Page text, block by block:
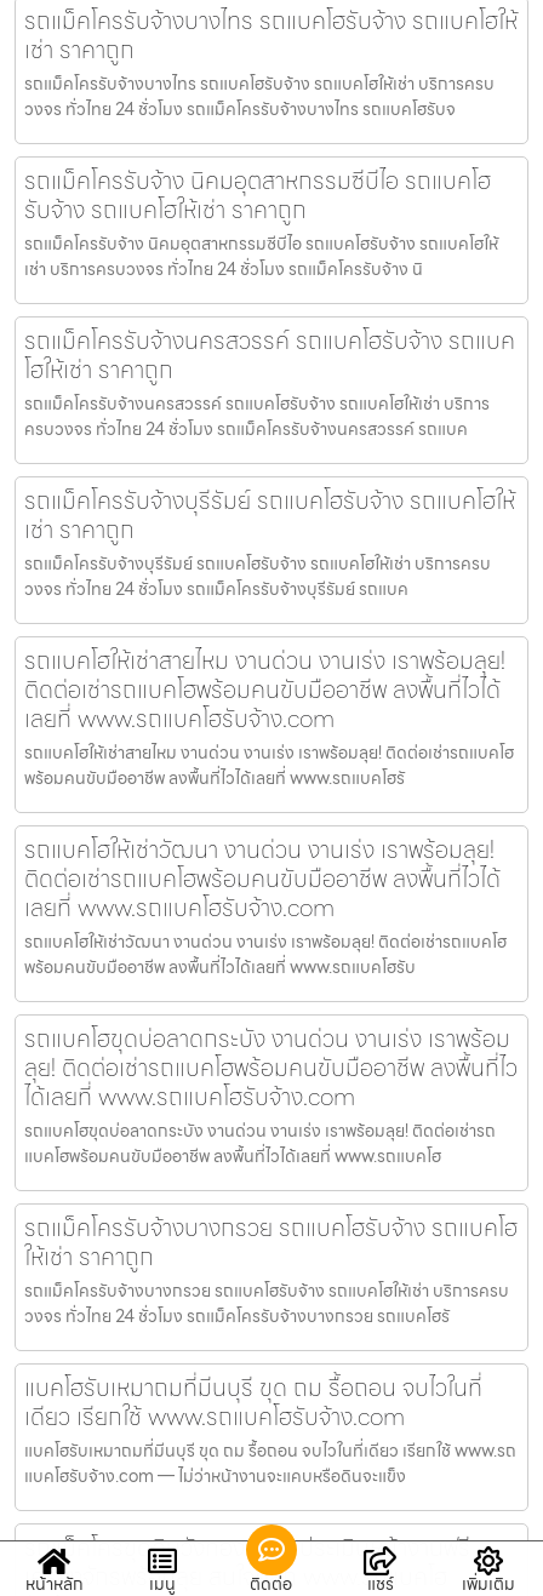
รถแม็คโครรับจ้างบางไทร รถแบคโฮรับจ้าง รถแบคโฮให้
เช่า ราคาถูก
รถแม็คโครรับจ้างบางไทร รถแบคโฮรับจ้าง รถแบคโฮให้เช่า บริการครบ
วงจร ทั่วไทย 24 ชั่วโมง รถแม็คโครรับจ้างบางไทร รถแบคโฮรับจ
รถแม็คโครรับจ้าง นิคมอุตสาหกรรมซีบีไอ รถแบคโฮ
รับจ้าง รถแบคโฮให้เช่า ราคาถูก
รถแม็คโครรับจ้าง นิคมอุตสาหกรรมซีบีไอ รถแบคโฮรับจ้าง รถแบคโฮให้
เช่า บริการครบวงจร ทั่วไทย 24 ชั่วโมง รถแม็คโครรับจ้าง นิ
รถแม็คโครรับจ้างนครสวรรค์ รถแบคโฮรับจ้าง รถแบค
โฮให้เช่า ราคาถูก
รถแม็คโครรับจ้างนครสวรรค์ รถแบคโฮรับจ้าง รถแบคโฮให้เช่า บริการ
ครบวงจร ทั่วไทย 24 ชั่วโมง รถแม็คโครรับจ้างนครสวรรค์ รถแบค
รถแม็คโครรับจ้างบุรีรัมย์ รถแบคโฮรับจ้าง รถแบคโฮให้
เช่า ราคาถูก
รถแม็คโครรับจ้างบุรีรัมย์ รถแบคโฮรับจ้าง รถแบคโฮให้เช่า บริการครบ
วงจร ทั่วไทย 24 ชั่วโมง รถแม็คโครรับจ้างบุรีรัมย์ รถแบค
รถแบคโฮให้เช่าสายไหม งานด่วน งานเร่ง เราพร้อมลุย!
ติดต่อเช่ารถแบคโฮพร้อมคนขับมืออาชีพ ลงพื้นที่ไวได้
เลยที่ www.รถแบคโฮรับจ้าง.com
รถแบคโฮให้เช่าสายไหม งานด่วน งานเร่ง เราพร้อมลุย! ติดต่อเช่ารถแบคโฮ
พร้อมคนขับมืออาชีพ ลงพื้นที่ไวได้เลยที่ www.รถแบคโฮรั
รถแบคโฮให้เช่าวัฒนา งานด่วน งานเร่ง เราพร้อมลุย!
ติดต่อเช่ารถแบคโฮพร้อมคนขับมืออาชีพ ลงพื้นที่ไวได้
เลยที่ www.รถแบคโฮรับจ้าง.com
รถแบคโฮให้เช่าวัฒนา งานด่วน งานเร่ง เราพร้อมลุย! ติดต่อเช่ารถแบคโฮ
พร้อมคนขับมืออาชีพ ลงพื้นที่ไวได้เลยที่ www.รถแบคโฮรับ
รถแบคโฮขุดบ่อลาดกระบัง งานด่วน งานเร่ง เราพร้อม
ลุย! ติดต่อเช่ารถแบคโฮพร้อมคนขับมืออาชีพ ลงพื้นที่ไว
ได้เลยที่ www.รถแบคโฮรับจ้าง.com
รถแบคโฮขุดบ่อลาดกระบัง งานด่วน งานเร่ง เราพร้อมลุย! ติดต่อเช่ารถ
แบคโฮพร้อมคนขับมืออาชีพ ลงพื้นที่ไวได้เลยที่ www.รถแบคโฮ
รถแม็คโครรับจ้างบางกรวย รถแบคโฮรับจ้าง รถแบคโฮ
ให้เช่า ราคาถูก
รถแม็คโครรับจ้างบางกรวย รถแบคโฮรับจ้าง รถแบคโฮให้เช่า บริการครบ
วงจร ทั่วไทย 24 ชั่วโมง รถแม็คโครรับจ้างบางกรวย รถแบคโฮรั
แบคโฮรับเหมาถมที่มีนบุรี ขุด ถม รื้อถอน จบไวในที่
เดียว เรียกใช้ www.รถแบคโฮรับจ้าง.com
แบคโฮรับเหมาถมที่มีนบุรี ขุด ถม รื้อถอน จบไวในที่เดียว เรียกใช้ www.รถ
แบคโฮรับจ้าง.com — ไม่ว่าหน้างานจะแคบหรือดินจะแข็ง
รถแม็คโครขุดดินวังทองหลาง ประเมินหน้างานฟรี
เครื่องจักรพร้อมลุย สนใจคลิก www.รถแบคโฮ
หน้าหลัก เมนู ติดต่อ แชร์ เพิ่มเติม